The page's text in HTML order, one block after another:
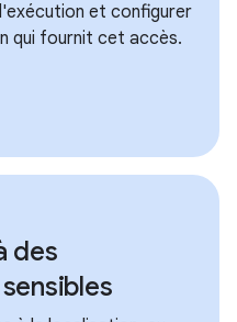
et configurer
qui fournit cet accès.
des